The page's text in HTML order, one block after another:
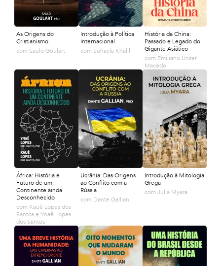
As Origens do
Cristianismo
com Saulo Goulart
Introdução à Política
Internacional
com Suhayla Khalil
História da China:
Passado e Legado do
Gigante Asiático
com Emiliano Unzer
Macedo
África: História e
Futuro de um
Continente ainda
Desconhecido
com Kauê Lopes dos
Santos e Ynaê Lopes
dos Santos
Ucrânia: Das Origens
ao Conflito com a
Rússia
com Dante Gallian
Introdução à Mitologia
Grega
com Julia Myara